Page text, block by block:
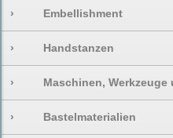
› Embellishment
› Handstanzen
› Maschinen, Werkzeuge
› Bastelmaterialien